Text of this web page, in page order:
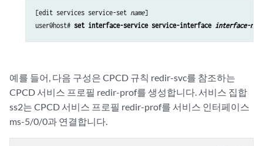
[edit services service-set name]
user@host# set interface-service service-interface interface-
예를 들어, 다음 구성은 CPCD 규칙 redir-svc를 참조하는
CPCD 서비스 프로필 redir-prof를 생성합니다. 서비스 집합
ss2는 CPCD 서비스 프로필 redir-prof를 서비스 인터페이스
ms-5/0/0과 연결합니다.